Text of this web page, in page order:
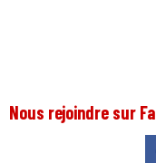
Nous rejoindre sur